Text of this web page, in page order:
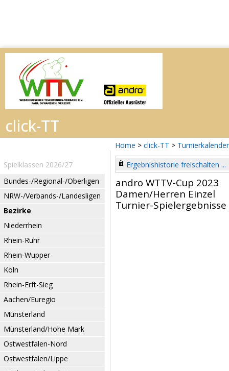
Home > click-TT > Turnierkalender
Spielklassen 2026/27
Bundes-/Regional-/Oberligen
NRW-/Verbands-/Landesligen
Bezirke
Niederrhein
Rhein-Ruhr
Rhein-Wupper
Köln
Rhein-Erft-Sieg
Aachen/Euregio
Münsterland
Münsterland/Hohe Mark
Ostwestfalen-Nord
Ostwestfalen/Lippe
Ergebnishistorie freischalten ...
andro WTTV-Cup 2023
Damen/Herren Einzel
Turnier-Spielergebnisse